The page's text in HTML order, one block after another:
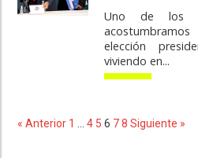
Uno de los
elección
viviendo en...
« Anterior 1 4 5 6 7 8 Siguiente »